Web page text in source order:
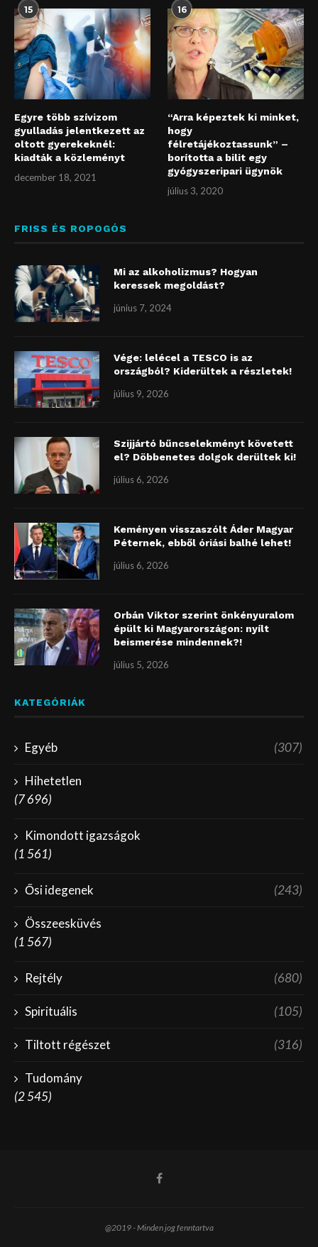
15
Egyre több szívizom
gyulladás jelentkezett az
oltott gyerekeknél:
kiadták a közleményt
december 18, 2021
16
“Arra képeztek ki minket,
hogy
félretájékoztassunk” –
borította a bilit egy
gyógyszeripari ügynök
július 3, 2020
FRISS ÉS ROPOGÓS
Mi az alkoholizmus? Hogyan
keressek megoldást?
június 7, 2024
Vége: lelécel a TESCO is az
országból? Kiderültek a részletek!
július 9, 2026
Szijjártó bűncselekményt követett
el? Döbbenetes dolgok derültek ki!
július 6, 2026
Keményen visszaszólt Áder Magyar
Péternek, ebből óriási balhé lehet!
július 6, 2026
Orbán Viktor szerint önkényuralom
épült ki Magyarországon: nyílt
beismerése mindennek?!
július 5, 2026
KATEGÓRIÁK
Egyéb (307)
Hihetetlen
(7 696)
Kimondott igazságok
(1 561)
Ősi idegenek (243)
Összeesküvés
(1 567)
Rejtély (680)
Spirituális (105)
Tiltott régészet (316)
Tudomány
(2 545)
@2019 - Minden jog fenntartva